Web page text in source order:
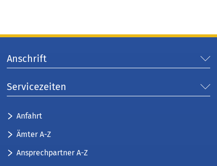
Anschrift
Servicezeiten
Anfahrt
Ämter A-Z
Ansprechpartner A-Z